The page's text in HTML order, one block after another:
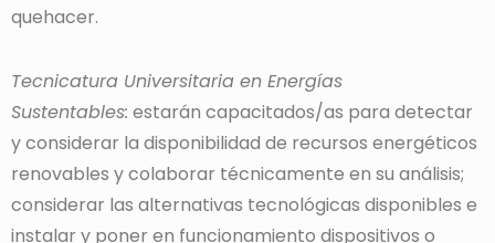
quehacer.
Tecnicatura Universitaria en Energías
Sustentables: estarán capacitados/as para detectar
y considerar la disponibilidad de recursos energéticos
renovables y colaborar técnicamente en su análisis;
considerar las alternativas tecnológicas disponibles e
instalar y poner en funcionamiento dispositivos o